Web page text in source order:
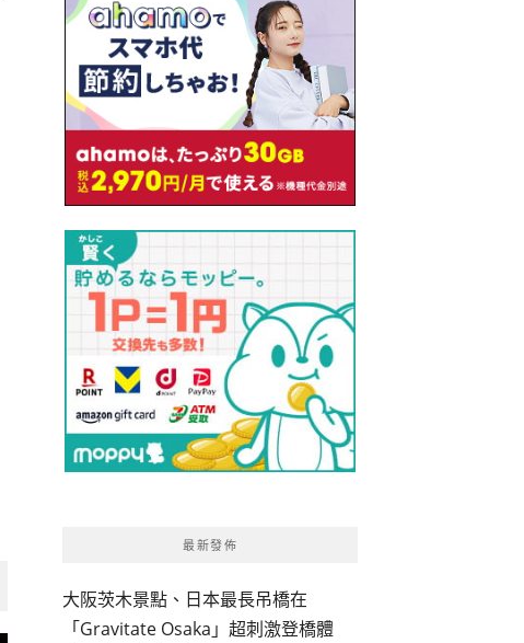
最新發佈
大阪茨木景點、日本最長吊橋在
「Gravitate Osaka」超刺激登橋體